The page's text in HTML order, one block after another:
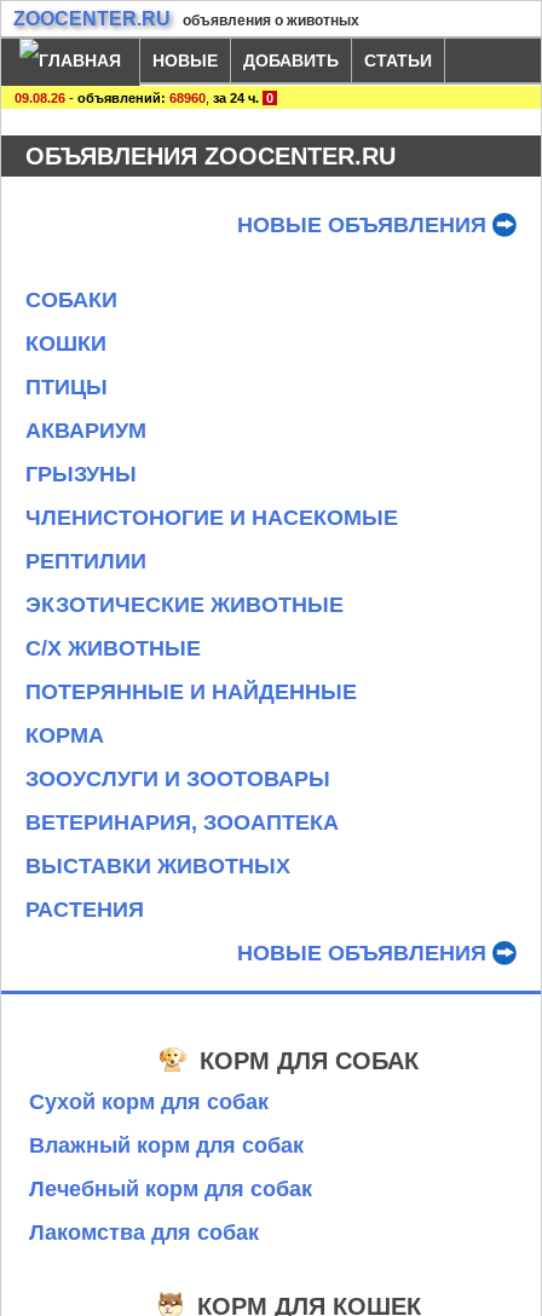
ZOOCENTER.RU объявления о животных
НОВЫЕ ДОБАВИТЬ СТАТЬИ
09.08.26 - объявлений: 68960 за 24 ч. 0
ОБЪЯВЛЕНИЯ ZOOCENTER.RU
НОВЫЕ ОБЪЯВЛЕНИЯ
СОБАКИ
КОШКИ
ПТИЦЫ
АКВАРИУМ
ГРЫЗУНЫ
ЧЛЕНИСТОНОГИЕ И НАСЕКОМЫЕ
РЕПТИЛИИ
ЭКЗОТИЧЕСКИЕ ЖИВОТНЫЕ
С/Х ЖИВОТНЫЕ
ПОТЕРЯННЫЕ И НАЙДЕННЫЕ
КОРМА
ЗООУСЛУГИ И ЗООТОВАРЫ
ВЕТЕРИНАРИЯ, ЗООАПТЕКА
ВЫСТАВКИ ЖИВОТНЫХ
РАСТЕНИЯ
НОВЫЕ ОБЪЯВЛЕНИЯ
КОРМ ДЛЯ СОБАК
Сухой корм для собак
Влажный корм для собак
Лечебный корм для собак
Лакомства для собак
КОРМ ДЛЯ КОШЕК